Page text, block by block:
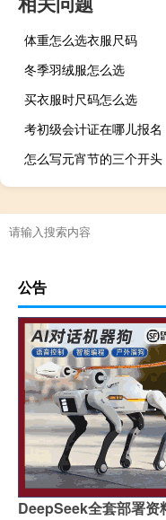
体重怎么选衣服尺码
冬季羽绒服怎么选
买衣服时尺码怎么选
考初级会计证在哪儿报名
怎么写元宵节的三个开头
公告
DeepSeek全套部署资